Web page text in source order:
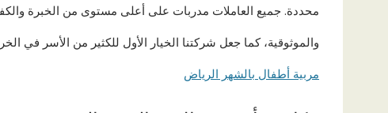
محددة. جميع العاملات مدربات على أعلى مستوى من الخبرة
والموثوقية، كما جعل شركتنا الخيار الأول للكثير من الأسر في
مربية أطفال بالشهر الرياض